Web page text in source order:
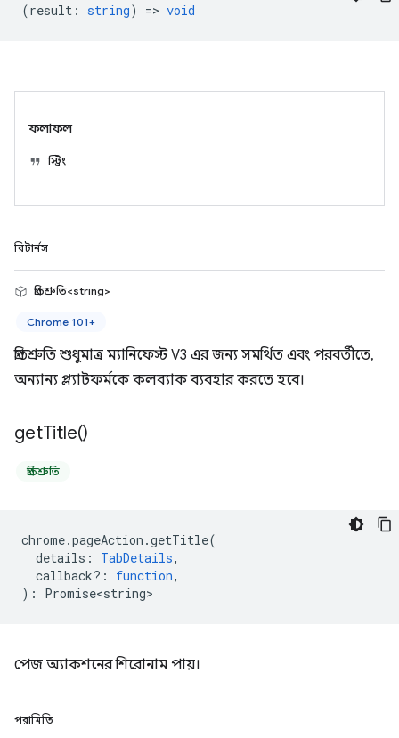
(result : string) => void
ফলাফল
স্ট্রিং
রিটার্নস
প্রতিশ্রুতি<string>
Chrome 101+
প্রতিশ্রুতি শুধুমাত্র ম্যানিফেস্ট V3 এর জন্য সমর্থিত এবং পরবর্তীতে,
অন্যান্য প্ল্যাটফর্মকে কলব্যাক ব্যবহার করতে হবে।
getTitle()
প্রতিশ্রুতি
chrome.pageAction .getTitle(
details : TabDetails,
callback? : function,
) : Promise<string>
পেজ অ্যাকশনের শিরোনাম পায়।
পরামিতি